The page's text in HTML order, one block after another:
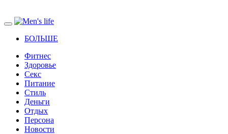
БОЛЬШЕ
Фитнес
Здоровье
Секс
Питание
Стиль
Деньги
Отдых
Персона
Новости